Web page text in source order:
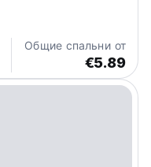
Общие спальни от
€5.89